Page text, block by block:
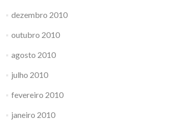
dezembro 2010
outubro 2010
agosto 2010
julho 2010
fevereiro 2010
janeiro 2010